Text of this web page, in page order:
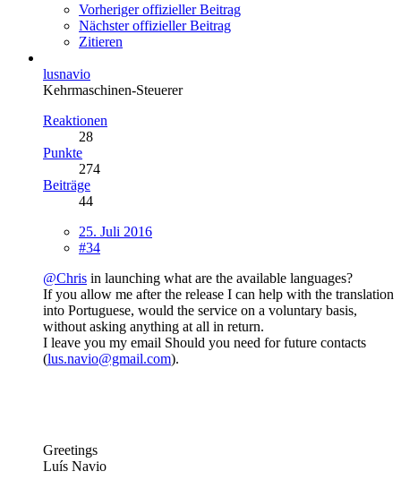
Vorheriger offizieller Beitrag
Nächster offizieller Beitrag
Zitieren
lusnavio
Kehrmaschinen-Steuerer
Reaktionen
28
Punkte
274
Beiträge
44
25. Juli 2016
#34
@Chris in launching what are the available languages?
If you allow me after the release I can help with the translation
into Portuguese, would the service on a voluntary basis,
without asking anything at all in return.
I leave you my email Should you need for future contacts
(lus.navio@gmail.com).
Greetings
Luís Navio